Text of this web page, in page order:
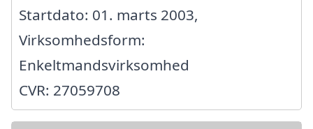
Startdato: 01. marts 2003,
Virksomhedsform:
Enkeltmandsvirksomhed
CVR: 27059708